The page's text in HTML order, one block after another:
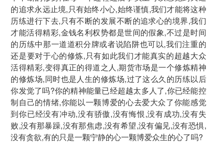
的追求永远止境,只有始终小心,始终谨慎,我们才能将这种
历练进行下去,只有不断的发展不断的追求心的境界,我们
才能活得精彩,金钱名利权势都是世间的假象,不过是时间
的历练中那一道道积分牌或者说陷阱也可以,我们注重的
还是要对于心的修炼,只有如此我们才能真实的超越大众
活得精彩,变得真正的得道之人,期货市场是一个修炼精神
的修炼场,同时也是人生的修炼场,过了这么久的历练以后
你发觉了吗?你的精神能量已经超越太多人了,你已经能控
制自己的情绪,你能以一颗博爱的心去爱大众了你能感觉
到你已经没有冲动,没有骄傲,没有悔恨,没有成功,没有失
败,没有那暴躁,没有那焦虑,没有希望,没有偏见,没有恐惧,
没有贪欲,有的只是一颗宁静的心一颗博爱众生的心了吗?